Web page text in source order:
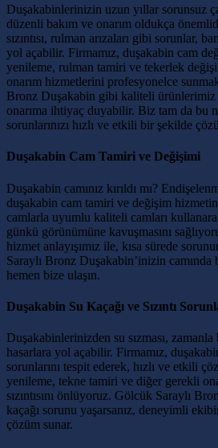
Duşakabinlerinizin uzun yıllar sorunsuz
düzenli bakım ve onarım oldukça
sızıntısı, rulman arızaları gibi sorunlar,
yol açabilir. Firmamız, duşakabin cam
yenileme, rulman tamiri ve tekerlek
onarım hizmetlerini profesyonelce
Bronz Duşakabin gibi kaliteli ürünlerimiz
onarıma ihtiyaç duyabilir. Biz tam da bu
sorunlarınızı hızlı ve etkili bir şekilde
Duşakabin Cam Tamiri ve Değişimi
Duşakabin camınız kırıldı mı?
duşakabin cam tamiri ve değişim
camlarla uyumlu kaliteli camları
günkü görünümüne kavuşmasını
hizmet anlayışımız ile, kısa sürede
Saraylı Bronz Duşakabin’inizin camında
hemen bize ulaşın.
Duşakabin Su Kaçağı ve Sızıntı
Duşakabinlerinizden su sızması,
hasarlara yol açabilir. Firmamız, duşakabin
sorunlarını tespit ederek, hızlı ve etkili
yenileme, tekne tamiri ve diğer gerekli
sızıntısını önlüyoruz. Gölcük Saraylı
kaçağı sorunu yaşarsanız, deneyimli
çözüm sunar.